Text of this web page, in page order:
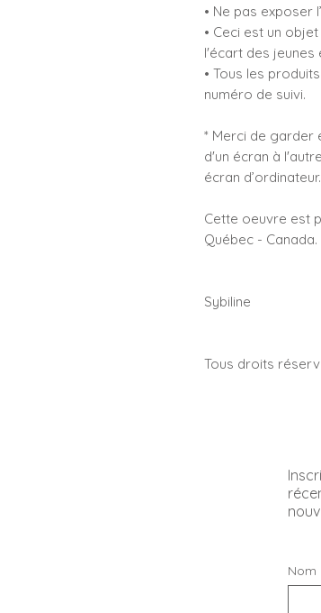
• Ne pas exposer
• Ceci est un
l'écart des jeunes
• Tous les
numéro de suivi.
* Merci de garder
d'un écran à
écran d’ordinateur.
Cette oeuvre est
Québec - Canada.
Sybiline
Tous droits
Nom